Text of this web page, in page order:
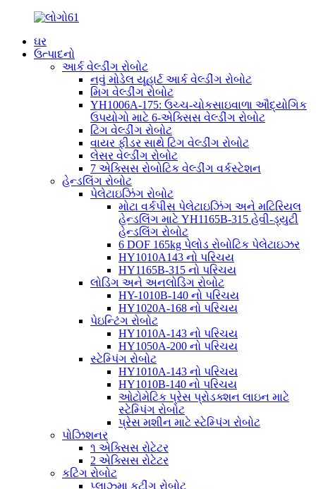
ઘર
ઉત્પાદનો
આર્ક વેલ્ડીંગ રોબોટ
નવું મોડેલ યૂહાર્ટ આર્ક વેલ્ડીંગ રોબોટ
મિગ વેલ્ડીંગ રોબોટ
YH1006A-175: ઉચ્ચ-ચોકસાઇવાળા ઔદ્યોગિક
ઉપયોગો માટે 6-એક્સિસ વેલ્ડીંગ રોબોટ
ટિગ વેલ્ડીંગ રોબોટ
વાયર ફીડર સાથે ટિગ વેલ્ડીંગ રોબોટ
લેસર વેલ્ડીંગ રોબોટ
7 એક્સિસ રોબોટિક વેલ્ડીંગ વર્કસ્ટેશન
હેન્ડલિંગ રોબોટ
પેલેટાઇઝિંગ રોબોટ
મોટા વર્કપીસ પેલેટાઇઝિંગ અને મટિરિયલ
હેન્ડલિંગ માટે YH1165B-315 હેવી-ડ્યુટી
હેન્ડલિંગ રોબોટ
6 DOF 165kg પેલોડ રોબોટિક પેલેટાઇઝર
HY1010A143 નો પરિચય
HY1165B-315 નો પરિચય
લોડિંગ અને અનલોડિંગ રોબોટ
HY-1010B-140 નો પરિચય
HY1020A-168 નો પરિચય
પેઇન્ટિંગ રોબોટ
HY1010A-143 નો પરિચય
HY1050A-200 નો પરિચય
સ્ટેમ્પિંગ રોબોટ
HY1010A-143 નો પરિચય
HY1010B-140 નો પરિચય
ઓટોમેટિક પ્રેસ પ્રોડક્શન લાઇન માટે
સ્ટેમ્પિંગ રોબોટ
પ્રેસ મશીન માટે સ્ટેમ્પિંગ રોબોટ
પોઝિશનર
૧ એક્સિસ રોટેટર
2 એક્સિસ રોટેટર
કટિંગ રોબોટ
પ્લાઝ્મા કટીંગ રોબોટ